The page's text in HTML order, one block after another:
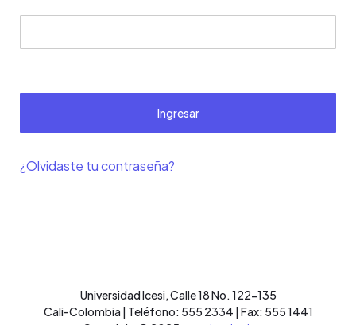
Ingresar
¿Olvidaste tu contraseña?
Universidad Icesi, Calle 18 No. 122-135
Cali-Colombia | Teléfono: 555 2334 | Fax: 555 1441